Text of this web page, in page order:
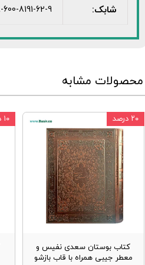
شابک: 8191-62-9
محصولات مشابه
کتاب بوستان سعدی نفیس و
معطر جیبی همراه با قاب بازشو
۲۰ درصد ۱۰ درصد